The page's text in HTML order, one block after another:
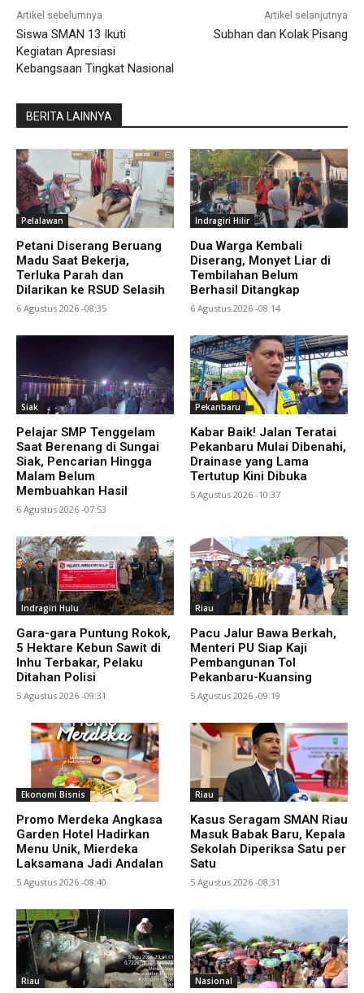
Artikel sebelumnya
Siswa SMAN 13 Ikuti
Kegiatan Apresiasi
Kebangsaan Tingkat Nasional
Artikel selanjutnya
Subhan dan Kolak Pisang
BERITA LAINNYA
Pelalawan
Petani Diserang Beruang
Madu Saat Bekerja,
Terluka Parah dan
Dilarikan ke RSUD Selasih
6 Agustus 2026 -08:35
Indragiri Hilir
Dua Warga Kembali
Diserang, Monyet Liar di
Tembilahan Belum
Berhasil Ditangkap
6 Agustus 2026 -08:14
Siak
Pelajar SMP Tenggelam
Saat Berenang di Sungai
Siak, Pencarian Hingga
Malam Belum
Membuahkan Hasil
6 Agustus 2026 -07:53
Pekanbaru
Kabar Baik! Jalan Teratai
Pekanbaru Mulai Dibenahi,
Drainase yang Lama
Tertutup Kini Dibuka
5 Agustus 2026 -10:37
Indragiri Hulu
Gara-gara Puntung Rokok,
5 Hektare Kebun Sawit di
Inhu Terbakar, Pelaku
Ditahan Polisi
5 Agustus 2026 -09:31
Riau
Pacu Jalur Bawa Berkah,
Menteri PU Siap Kaji
Pembangunan Tol
Pekanbaru-Kuansing
5 Agustus 2026 -09:19
Ekonomi Bisnis
Promo Merdeka Angkasa
Garden Hotel Hadirkan
Menu Unik, Mierdeka
Laksamana Jadi Andalan
5 Agustus 2026 -08:40
Riau
Kasus Seragam SMAN Riau
Masuk Babak Baru, Kepala
Sekolah Diperiksa Satu per
Satu
5 Agustus 2026 -08:31
Riau Nasional